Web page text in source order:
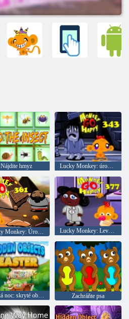
Nájdite hmyz Lucky Monkey: úroveň 343
Lucky Monkey: Úroveň 361 Lucky Monkey: Level 377
Veľká noc: skryté objekty Zachráňte psa